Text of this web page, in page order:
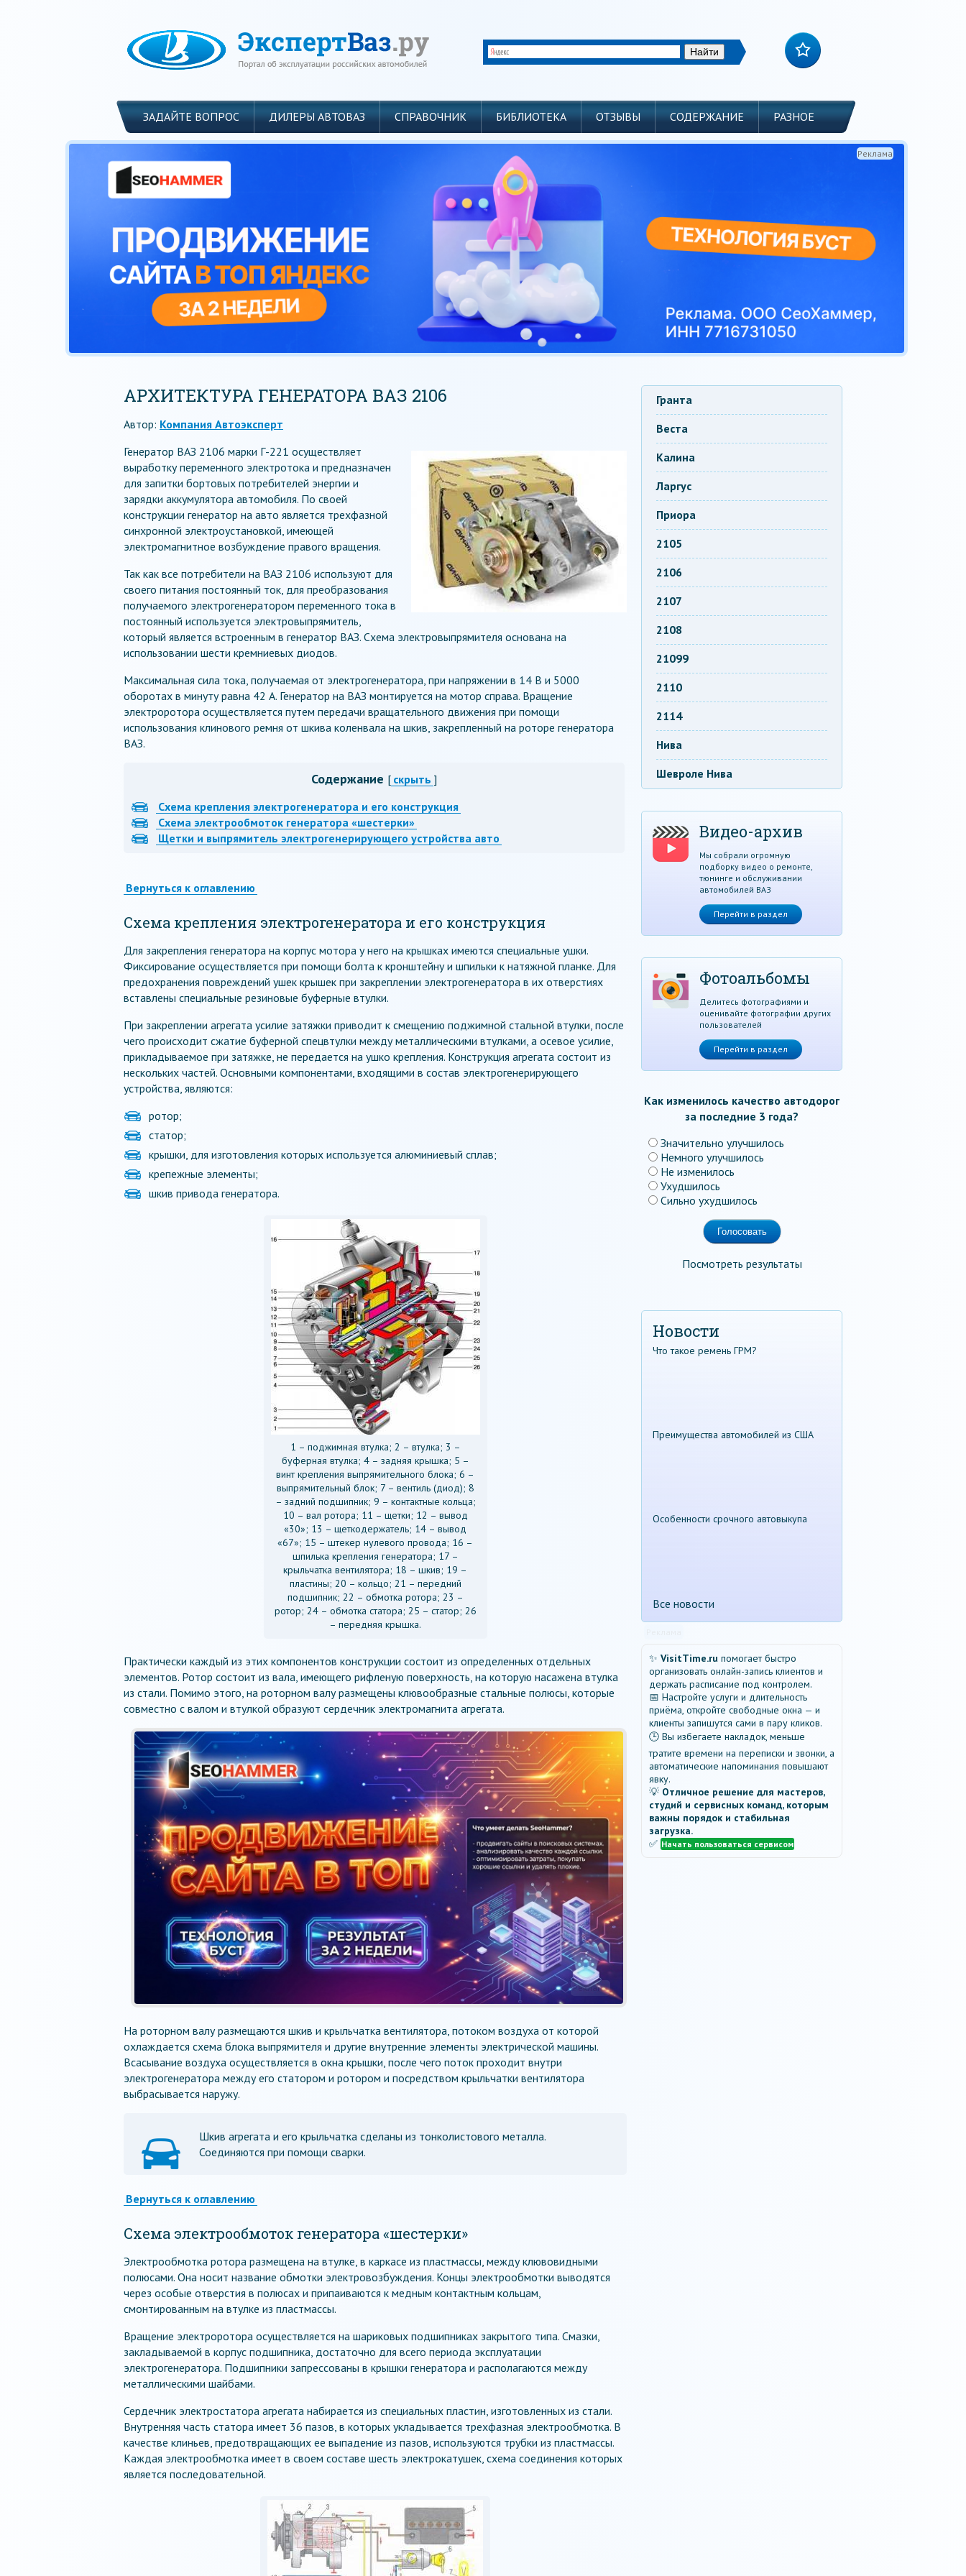
ЗАДАЙТЕ ВОПРОС ДИЛЕРЫ АВТОВАЗ СПРАВОЧНИК БИБЛИОТЕКА ОТЗЫВЫ СОДЕРЖАНИЕ РАЗНОЕ
Реклама
АРХИТЕКТУРА ГЕНЕРАТОРА ВАЗ 2106
Автор: Компания Автоэксперт
Генератор ВАЗ 2106 марки Г-221 осуществляет
выработку переменного электротока и предназначен
для запитки бортовых потребителей энергии и
зарядки аккумулятора автомобиля. По своей
конструкции генератор на авто является трехфазной
синхронной электроустановкой, имеющей
электромагнитное возбуждение правого вращения.
Так как все потребители на ВАЗ 2106 используют для
своего питания постоянный ток, для преобразования
получаемого электрогенератором переменного тока в
постоянный используется электровыпрямитель,
который является встроенным в генератор ВАЗ. Схема электровыпрямителя основана на
использовании шести кремниевых диодов.
Максимальная сила тока, получаемая от электрогенератора, при напряжении в 14 В и 5000
оборотах в минуту равна 42 А. Генератор на ВАЗ монтируется на мотор справа. Вращение
электроротора осуществляется путем передачи вращательного движения при помощи
использования клинового ремня от шкива коленвала на шкив, закрепленный на роторе генератора
ВАЗ.
Содержание [ скрыть ]
Схема крепления электрогенератора и его конструкция
Схема электрообмоток генератора «шестерки»
Щетки и выпрямитель электрогенерирующего устройства авто
Вернуться к оглавлению
Схема крепления электрогенератора и его конструкция
Для закрепления генератора на корпус мотора у него на крышках имеются специальные ушки.
Фиксирование осуществляется при помощи болта к кронштейну и шпильки к натяжной планке. Для
предохранения повреждений ушек крышек при закреплении электрогенератора в их отверстиях
вставлены специальные резиновые буферные втулки.
При закреплении агрегата усилие затяжки приводит к смещению поджимной стальной втулки, после
чего происходит сжатие буферной спецвтулки между металлическими втулками, а осевое усилие,
прикладываемое при затяжке, не передается на ушко крепления. Конструкция агрегата состоит из
нескольких частей. Основными компонентами, входящими в состав электрогенерирующего
устройства, являются:
ротор;
статор;
крышки, для изготовления которых используется алюминиевый сплав;
крепежные элементы;
шкив привода генератора.
1 – поджимная втулка; 2 – втулка; 3 –
буферная втулка; 4 – задняя крышка; 5 –
винт крепления выпрямительного блока; 6 –
выпрямительный блок; 7 – вентиль (диод); 8
– задний подшипник; 9 – контактные кольца;
10 – вал ротора; 11 – щетки; 12 – вывод
«30»; 13 – щеткодержатель; 14 – вывод
«67»; 15 – штекер нулевого провода; 16 –
шпилька крепления генератора; 17 –
крыльчатка вентилятора; 18 – шкив; 19 –
пластины; 20 – кольцо; 21 – передний
подшипник; 22 – обмотка ротора; 23 –
ротор; 24 – обмотка статора; 25 – статор; 26
– передняя крышка.
Практически каждый из этих компонентов конструкции состоит из определенных отдельных
элементов. Ротор состоит из вала, имеющего рифленую поверхность, на которую насажена втулка
из стали. Помимо этого, на роторном валу размещены клювообразные стальные полюсы, которые
совместно с валом и втулкой образуют сердечник электромагнита агрегата.
Реклама
На роторном валу размещаются шкив и крыльчатка вентилятора, потоком воздуха от которой
охлаждается схема блока выпрямителя и другие внутренние элементы электрической машины.
Всасывание воздуха осуществляется в окна крышки, после чего поток проходит внутри
электрогенератора между его статором и ротором и посредством крыльчатки вентилятора
выбрасывается наружу.
Шкив агрегата и его крыльчатка сделаны из тонколистового металла.
Соединяются при помощи сварки.
Вернуться к оглавлению
Схема электрообмоток генератора «шестерки»
Электрообмотка ротора размещена на втулке, в каркасе из пластмассы, между клювовидными
полюсами. Она носит название обмотки электровозбуждения. Концы электрообмотки выводятся
через особые отверстия в полюсах и припаиваются к медным контактным кольцам,
смонтированным на втулке из пластмассы.
Вращение электроротора осуществляется на шариковых подшипниках закрытого типа. Смазки,
закладываемой в корпус подшипника, достаточно для всего периода эксплуатации
электрогенератора. Подшипники запрессованы в крышки генератора и располагаются между
металлическими шайбами.
Сердечник электростатора агрегата набирается из специальных пластин, изготовленных из стали.
Внутренняя часть статора имеет 36 пазов, в которых укладывается трехфазная электрообмотка. В
качестве клиньев, предотвращающих ее выпадение из пазов, используются трубки из пластмассы.
Каждая электрообмотка имеет в своем составе шесть электрокатушек, схема соединения которых
является последовательной.
Гранта
Веста
Калина
Ларгус
Приора
2105
2106
2107
2108
21099
2110
2114
Нива
Шевроле Нива
Видео-архив
Мы собрали огромную
подборку видео о ремонте,
тюнинге и обслуживании
автомобилей ВАЗ
Перейти в раздел
Фотоальбомы
Делитесь фотографиями и
оценивайте фотографии других
пользователей
Перейти в раздел
Как изменилось качество автодорог
за последние 3 года?
Значительно улучшилось
Немного улучшилось
Не изменилось
Ухудшилось
Сильно ухудшилось
Посмотреть результаты
Новости
Что такое ремень ГРМ?
Преимущества автомобилей из США
Особенности срочного автовыкупа
Все новости
✨ VisitTime.ru помогает быстро
организовать онлайн-запись клиентов и
держать расписание под контролем.
📅 Настройте услуги и длительность
приёма, откройте свободные окна — и
клиенты запишутся сами в пару кликов.
🕒 Вы избегаете накладок, меньше
тратите времени на переписки и звонки, а
автоматические напоминания повышают
явку.
💡 Отличное решение для мастеров,
студий и сервисных команд, которым
важны порядок и стабильная
загрузка.
✅ Начать пользоваться сервисом